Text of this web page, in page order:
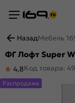
НазадМебель
ФГ Лофт Super
4,8Код товара:
Распродажа